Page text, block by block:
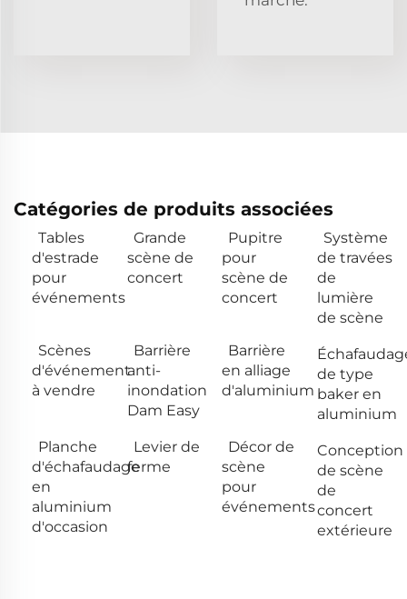
Catégories de produits associées
Tables
d'estrade
pour
événements
Grande
scène de
concert
Pupitre
pour
scène de
concert
Système
de travées
de
lumière
de scène
Scènes
d'événement
à vendre
Barrière
anti-
inondation
Dam Easy
Barrière
en alliage
d'aluminium
de type
baker en
aluminium
Planche
d'échafaudage
en
aluminium
d'occasion
Levier de
ferme
Décor de
scène
pour
événements
Conception
de scène
de
concert
extérieure